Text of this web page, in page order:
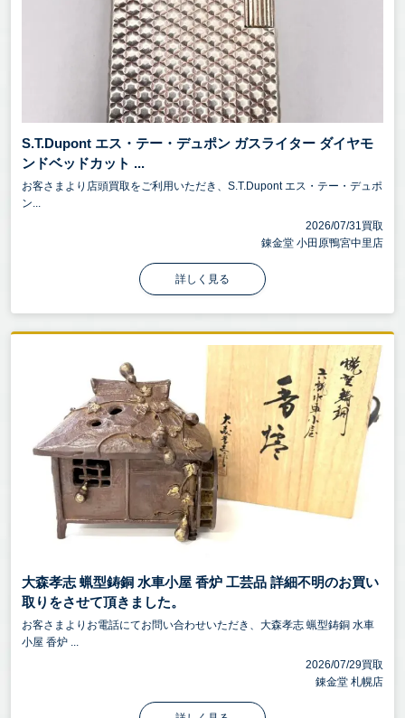
S.T.Dupont エス・テー・デュポン ガスライター ダイヤモ
ンドベッドカット ...
お客さまより店頭買取をご利用いただき、S.T.Dupont エス・テー・デュポ
ン...
2026/07/31買取
錬金堂 小田原鴨宮中里店
詳しく見る
大森孝志 蝋型鋳銅 水車小屋 香炉 工芸品 詳細不明のお買い
取りをさせて頂きました。
お客さまよりお電話にてお問い合わせいただき、大森孝志 蝋型鋳銅 水車
小屋 香炉 ...
2026/07/29買取
錬金堂 札幌店